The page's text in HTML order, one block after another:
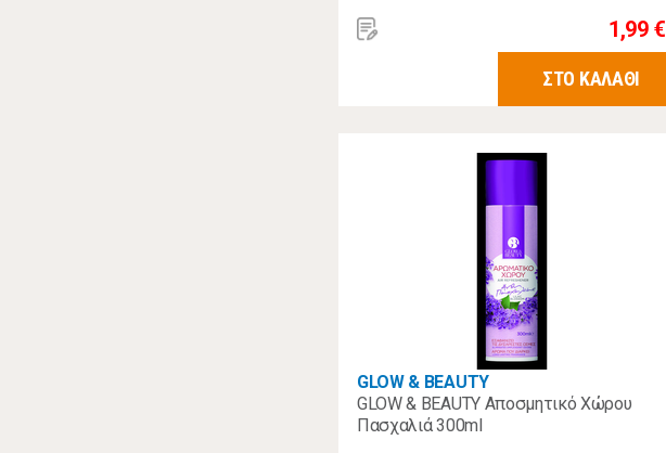
1,99 €
ΣΤΟ ΚΑΛΑΘΙ
GLOW & BEAUTY
GLOW & BEAUTY Αποσμητικό Χώρου
Πασχαλιά 300ml